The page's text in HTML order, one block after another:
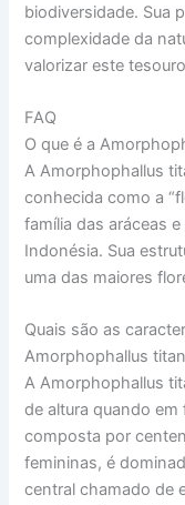
biodiversidade. Sua
complexidade da
valorizar este
FAQ
O que é a
A Amorphophallus
conhecida como a
família das aráceas
Indonésia. Sua
uma das maiores
Quais são as
Amorphophallus
A Amorphophallus
de altura quando em
composta por
femininas, é
central chamado de